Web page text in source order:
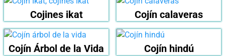
Cojines ikat Cojín calaveras
Cojín Árbol de la Vida
Cojín hindú